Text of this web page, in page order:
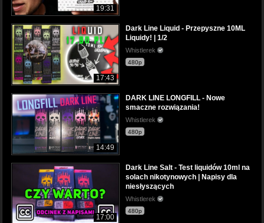
19:31
17:43
Dark Line Liquid - Przepyszne 10ML
Liquidy! | 1/2
Whistlerek
480p
14:49
DARK LINE LONGFILL - Nowe
smaczne rozwiązania!
Whistlerek
480p
17:00
Dark Line Salt - Test liquidów 10ml na
solach nikotynowych | Napisy dla
niesłyszących
Whistlerek
480p